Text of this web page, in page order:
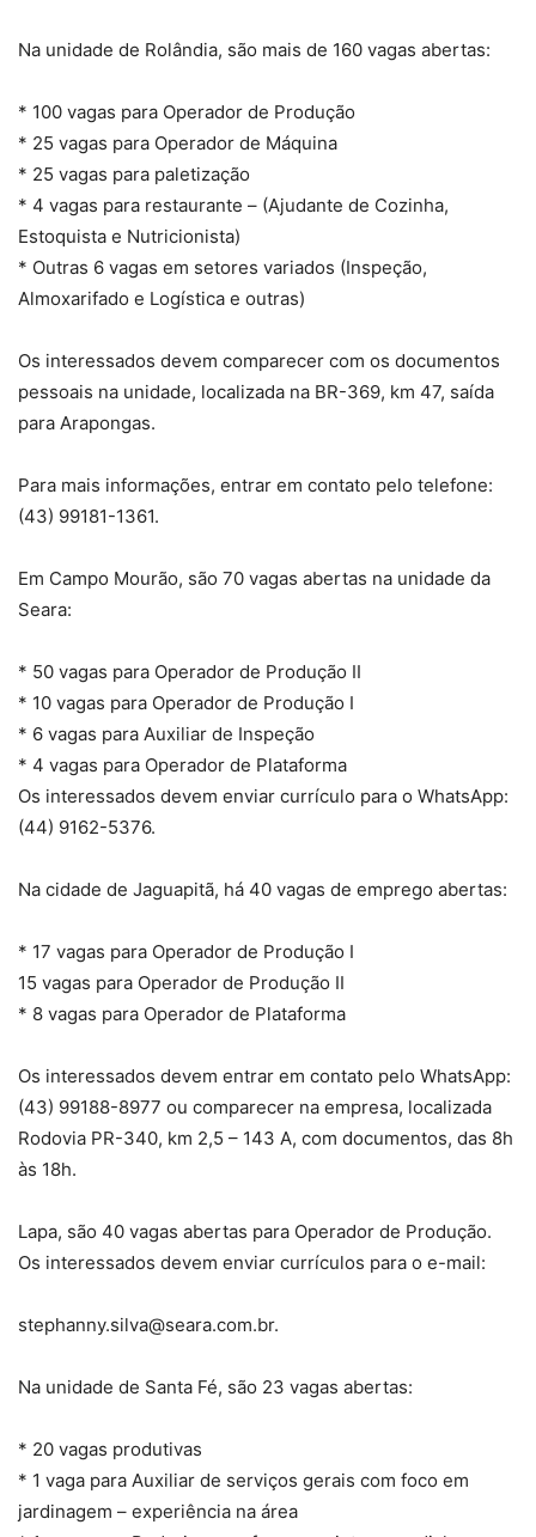
Na unidade de Rolândia, são mais de 160 vagas abertas:
* 100 vagas para Operador de Produção
* 25 vagas para Operador de Máquina
* 25 vagas para paletização
* 4 vagas para restaurante – (Ajudante de Cozinha,
Estoquista e Nutricionista)
* Outras 6 vagas em setores variados (Inspeção,
Almoxarifado e Logística e outras)
Os interessados devem comparecer com os documentos
pessoais na unidade, localizada na BR-369, km 47, saída
para Arapongas.
Para mais informações, entrar em contato pelo telefone:
(43) 99181-1361.
Em Campo Mourão, são 70 vagas abertas na unidade da
Seara:
* 50 vagas para Operador de Produção II
* 10 vagas para Operador de Produção I
* 6 vagas para Auxiliar de Inspeção
* 4 vagas para Operador de Plataforma
Os interessados devem enviar currículo para o WhatsApp:
(44) 9162-5376.
Na cidade de Jaguapitã, há 40 vagas de emprego abertas:
* 17 vagas para Operador de Produção I
15 vagas para Operador de Produção II
* 8 vagas para Operador de Plataforma
Os interessados devem entrar em contato pelo WhatsApp:
(43) 99188-8977 ou comparecer na empresa, localizada
Rodovia PR-340, km 2,5 – 143 A, com documentos, das 8h
às 18h.
Lapa, são 40 vagas abertas para Operador de Produção.
Os interessados devem enviar currículos para o e-mail:
stephanny.silva@seara.com.br.
Na unidade de Santa Fé, são 23 vagas abertas:
* 20 vagas produtivas
* 1 vaga para Auxiliar de serviços gerais com foco em
jardinagem – experiência na área